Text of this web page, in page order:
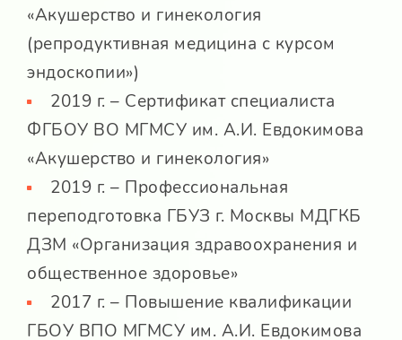
«Акушерство и гинекология
(репродуктивная медицина с курсом
эндоскопии»)
2019 г. – Сертификат специалиста
ФГБОУ ВО МГМСУ им. А.И. Евдокимова
«Акушерство и гинекология»
2019 г. – Профессиональная
переподготовка ГБУЗ г. Москвы МДГКБ
ДЗМ «Организация здравоохранения и
общественное здоровье»
2017 г. – Повышение квалификации
ГБОУ ВПО МГМСУ им. А.И. Евдокимова